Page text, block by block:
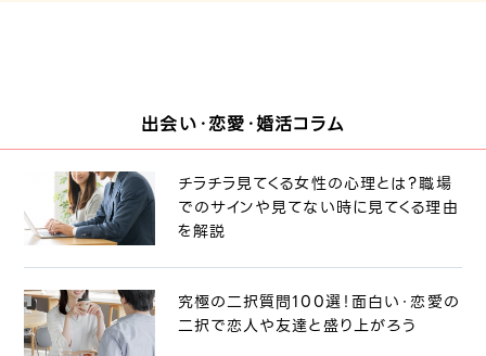
出会い・恋愛・婚活コラム
チラチラ見てくる女性の心理とは？職場
でのサインや見てない時に見てくる理由
を解説
究極の二択質問100選！面白い・恋愛の
二択で恋人や友達と盛り上がろう